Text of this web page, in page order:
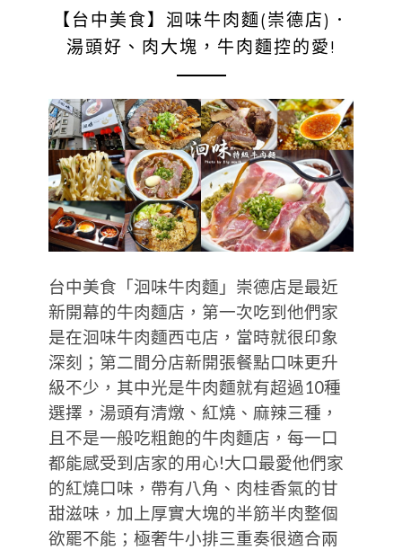
【台中美食】洄味牛肉麵(崇德店)．
湯頭好、肉大塊，牛肉麵控的愛!
台中美食「洄味牛肉麵」崇德店是最近
新開幕的牛肉麵店，第一次吃到他們家
是在洄味牛肉麵西屯店，當時就很印象
深刻；第二間分店新開張餐點口味更升
級不少，其中光是牛肉麵就有超過10種
選擇，湯頭有清燉、紅燒、麻辣三種，
且不是一般吃粗飽的牛肉麵店，每一口
都能感受到店家的用心!大口最愛他們家
的紅燒口味，帶有八角、肉桂香氣的甘
甜滋味，加上厚實大塊的半筋半肉整個
欲罷不能；極奢牛小排三重奏很適合兩